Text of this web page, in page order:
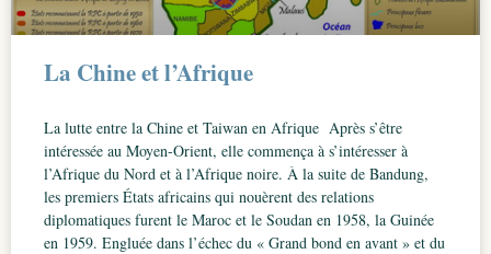
La Chine et l’Afrique
La lutte entre la Chine et Taiwan en Afrique Après s’être
intéressée au Moyen-Orient, elle commença à s’intéresser à
l’Afrique du Nord et à l’Afrique noire. À la suite de Bandung,
les premiers États africains qui nouèrent des relations
diplomatiques furent le Maroc et le Soudan en 1958, la Guinée
en 1959. Engluée dans l’échec du « Grand bond en avant » et du